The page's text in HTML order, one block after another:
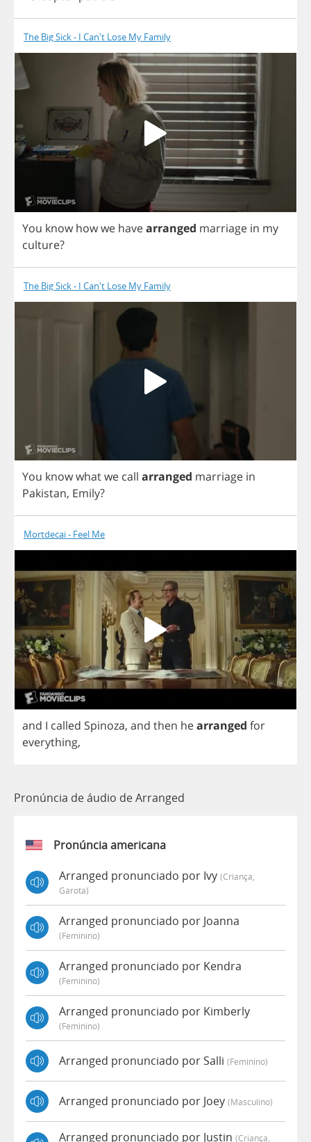
The Big Sick - I Can't Lose My Family
You know howwe havearranged marriage in my
culture?
The Big Sick - I Can't Lose My Family
You knowwhatwe call arranged marriage in
Pakistan, Emily?
Mortdecai - Feel Me
and I called Spinoza, and then hearranged for
everything,
Pronúncia de áudio de Arranged
Pronúncia americana
Arranged pronunciado por Ivy (criança,
Garota)
Arranged pronunciado por Joanna
(feminino)
Arranged pronunciado por Kendra
(feminino)
Arranged pronunciado por Kimberly
(feminino)
Arranged pronunciado por Salli (feminino)
Arranged pronunciado por Joey (masculino)
Arranged pronunciado por Justin (criança,